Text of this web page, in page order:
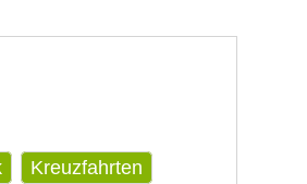
Kreuzfahrten